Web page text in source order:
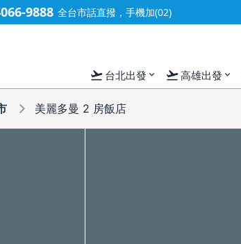
9888 全台市話直撥，手機加(02)
flight_takeoff 台北出發 expand_more flight_takeoff高雄出發 expand_more
美麗多曼 2 房飯店